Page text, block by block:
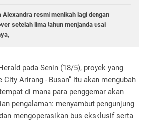
Alexandra resmi menikah lagi dengan
setelah lima tahun menjanda usai
pada Senin (18/5), proyek yang
City Arirang - Busan” itu akan mengubah
di mana para penggemar akan
pengalaman: menyambut pengunjung
mengoperasikan bus eksklusif serta